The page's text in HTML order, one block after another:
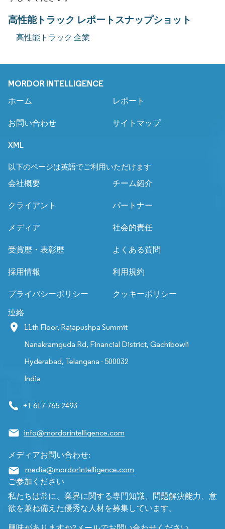
高性能トラック レポートスナップショット
高性能トラック 企業
MORDOR INTELLIGENCE
ホーム レポート
お問い合わせ サイトマップ
XML
以下のページは英語でご利用いただけます
会社概要
チーム紹介
クライアント パートナー
メディア 社会的責任
受賞歴・表彰歴 よくある質問
採用情報 利用規約
プライバシーポリシー クッキーポリシー
連絡
11th Floor, Rajapushpa Summit
Nanakramguda Rd, Financial District, Gachibowli
Hyderabad, Telangana - 500032
India
+1 617-765-2493
info@mordorintelligence.com
メディアお問い合わせ:
media@mordorintelligence.com
ご参加ください
私たちは常に、業界に関する専門知識、問題解決能力、意
欲を兼ね備えた優秀な人材を募集しています。